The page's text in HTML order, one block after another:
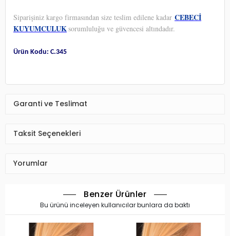
Siparişiniz kargo firmasından size teslim edilene kadar CEBECİ
KUYUMCULUKsorumluluğu ve güvencesi altındadır.
Ürün Kodu: C.345
Garanti ve Teslimat
Taksit Seçenekleri
Yorumlar
Benzer Ürünler
Bu ürünü inceleyen kullanıcılar bunlara da baktı